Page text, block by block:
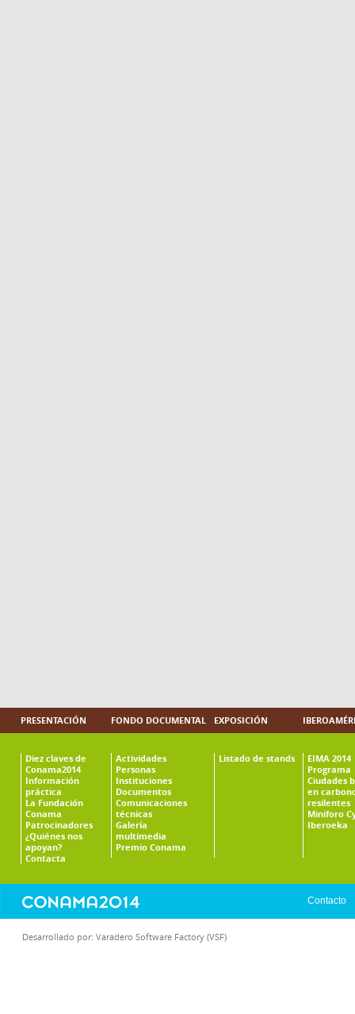
PRESENTACIÓN
Diez claves de
Conama2014
Información
práctica
La Fundación
Conama
Patrocinadores
¿Quiénes nos
apoyan?
Contacta
FONDO DOCUMENTAL
Actividades
Personas
Instituciones
Documentos
Comunicaciones
técnicas
Galería
multimedia
Premio Conama
EXPOSICIÓN
Listado de stands
EIMA 2014
Programa
Ciudades
en
resilentes
Miniforo
Iberoeka
Contacto
Desarrollado por: Varadero Software Factory (VSF)